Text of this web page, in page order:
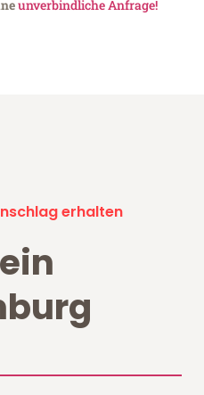
unverbindliche Anfrage!
erhalten